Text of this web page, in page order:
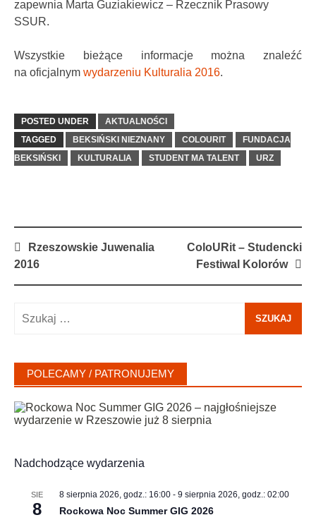
zapewnia Marta Guziakiewicz – Rzecznik Prasowy
SSUR.
Wszystkie bieżące informacje można znaleźć
na oficjalnym wydarzeniu Kulturalia 2016.
POSTED UNDER
AKTUALNOŚCI
TAGGED
BEKSIŃSKI NIEZNANY COLOURIT
FUNDACJA
BEKSIŃSKI
KULTURALIA STUDENT MA TALENT URZ
Post
navigation
Rzeszowskie Juwenalia
2016
ColoURit – Studencki
Festiwal Kolorów
POLECAMY / PATRONUJEMY
Nadchodzące wydarzenia
SIE
8
8 sierpnia 2026, godz.: 16:00 - 9 sierpnia 2026, godz.: 02:00
Rockowa Noc Summer GIG 2026